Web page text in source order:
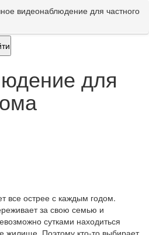
видеонаблюдение для частного
для
все острее с каждым годом.
за свою семью и
сутками находиться